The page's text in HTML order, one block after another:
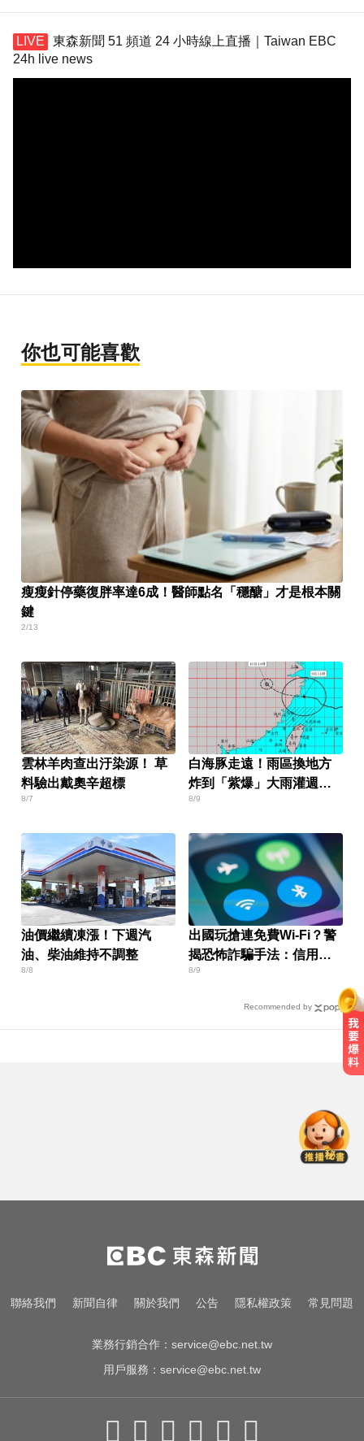
東森新聞 51 頻道 24 小時線上直播｜Taiwan EBC
24h live news
你也可能喜歡
瘦瘦針停藥復胖率達6成！醫師點名「穩醣」才是根本關
鍵
2/13
雲林羊肉查出汙染源！ 草
料驗出戴奧辛超標
8/7
白海豚走遠！雨區換地方
炸到「紫爆」大雨灌週末
才停
8/9
油價繼續凍漲！下週汽
油、柴油維持不調整
8/8
出國玩搶連免費Wi-Fi？警
揭恐怖詐騙手法：信用卡
資料恐被盜
8/9
Recommended by
鬆失智三關鍵
6.4萬名股東注意！三商壽下市倒數
「千張大戶」還有245人
俄軍空襲烏克蘭首都基輔及周邊區
聯絡我們 新聞自律 關於我們 公告 隱私權政策 常見問題
業務行銷合作： service@ebc.net.tw
用戶服務： service@ebc.net.tw